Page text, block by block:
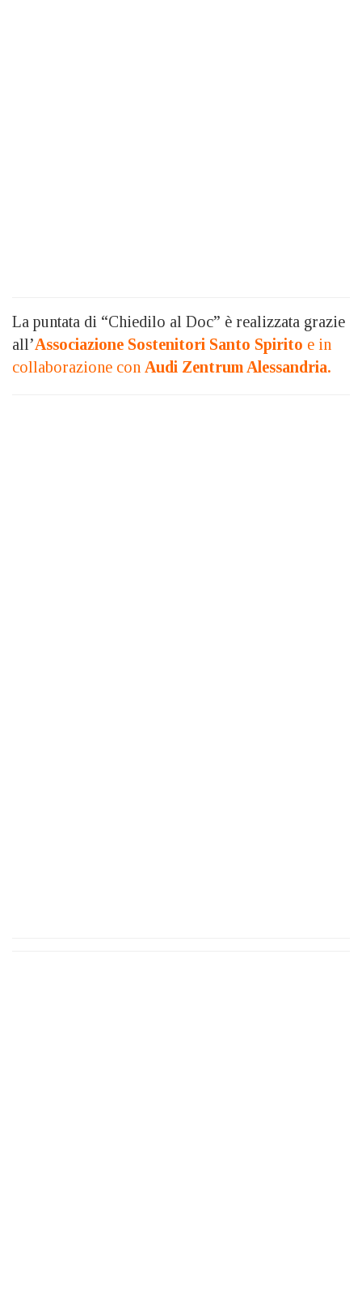
La puntata di “Chiedilo al Doc” è realizzata grazie
all’Associazione Sostenitori Santo Spirito e in
collaborazione con Audi Zentrum Alessandria.